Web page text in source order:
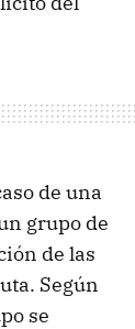
de una
grupo de
de las
Según
se